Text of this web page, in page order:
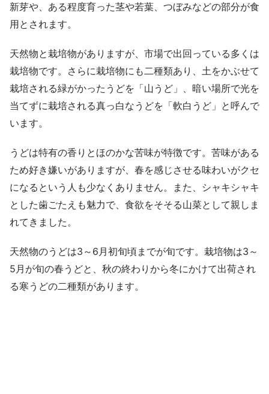
新芽や、ある程度育った茎や若葉、つぼみなどの部分が食
用とされます。
天然物と栽培物がありますが、市場で出回っている多くは
栽培物です。さらに栽培物にも二種類あり、土をかぶせて
栽培される緑がかったうどを「山うど」、暗い場所で光を
当てずに栽培される真っ白なうどを「軟白うど」と呼んで
います。
うどは特有の香りとほのかな苦味が特徴です。苦味がある
ため好き嫌いがありますが、春を感じさせる味わいがクセ
になるという人も少なくありません。また、シャキシャキ
とした歯ごたえも魅力で、食欲をそそる山菜として親しま
れてきました。
天然物のうどは3～6月初旬頃までが旬です。栽培物は3～
5月が旬の春うどと、秋の終わりから冬にかけて出荷され
る寒うどの二種類があります。